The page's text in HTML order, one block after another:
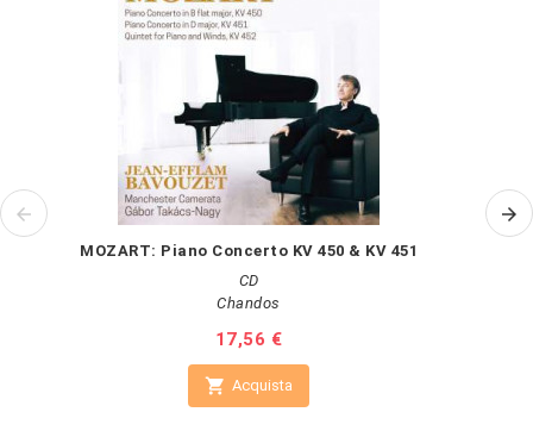
MOZART: Piano Concerto KV 450 & KV 451
CD
Chandos
Prezzo
17,56 €
 Acquista